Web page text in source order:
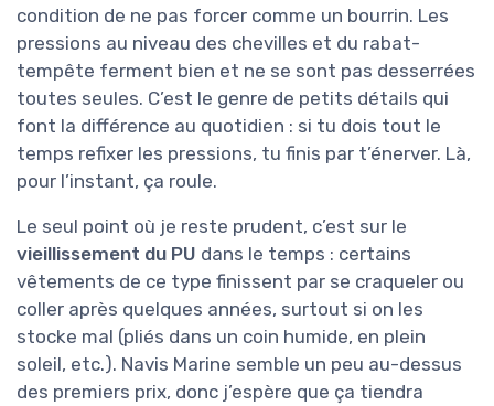
condition de ne pas forcer comme un bourrin. Les
pressions au niveau des chevilles et du rabat-
tempête ferment bien et ne se sont pas desserrées
toutes seules. C’est le genre de petits détails qui
font la différence au quotidien : si tu dois tout le
temps refixer les pressions, tu finis par t’énerver. Là,
pour l’instant, ça roule.
Le seul point où je reste prudent, c’est sur le
vieillissement du PU dans le temps : certains
vêtements de ce type finissent par se craqueler ou
coller après quelques années, surtout si on les
stocke mal (pliés dans un coin humide, en plein
soleil, etc.). Navis Marine semble un peu au-dessus
des premiers prix, donc j’espère que ça tiendra